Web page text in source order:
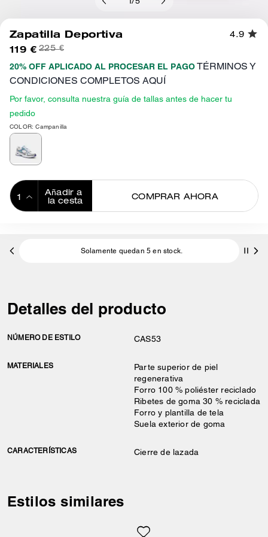
/5
Zapatilla Deportiva 4.9
119 € 225 €
20% OFF APLICADO AL PROCESAR EL PAGOTÉRMINOS Y
CONDICIONES COMPLETOS AQUÍ
Por favor, consulta nuestra guía de tallas antes de hacer tu
pedido
COLOR: Campanilla
Añadir a
la cesta
COMPRAR AHORA
Solamente quedan 5 en stock.
Detalles del producto
NÚMERO DE ESTILO CAS53
MATERIALES
Parte superior de piel
regenerativa
Forro 100 % poliéster reciclado
Ribetes de goma 30 % reciclada
Forro y plantilla de tela
Suela exterior de goma
CARACTERÍSTICAS Cierre de lazada
Estilos similares